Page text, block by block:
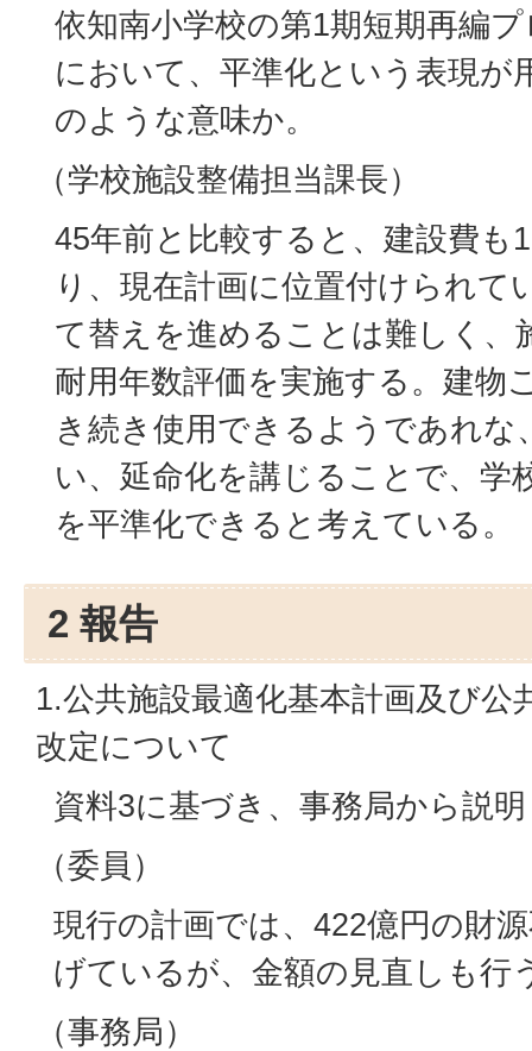
依知南小学校の第1期短期再編
において、平準化という表現が
のような意味か。
（学校施設整備担当課長）
45年前と比較すると、建設費も
り、現在計画に位置付けられて
て替えを進めることは難しく、
耐用年数評価を実施する。建物
き続き使用できるようであれな
い、延命化を講じることで、学
を平準化できると考えている。
2 報告
1.公共施設最適化基本計画及び公
改定について
資料3に基づき、事務局から説明
（委員）
現行の計画では、422億円の財
げているが、金額の見直しも行
（事務局）